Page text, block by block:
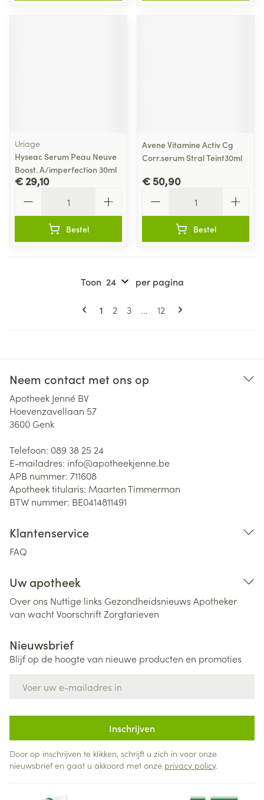
Uriage
Hyseac Serum Peau Neuve
Boost. A/imperfection 30ml
€ 29,10
Bestel
Avene Vitamine Activ Cg
Corr.serum Stral Teint30ml
€ 50,90
Bestel
Pagina's
U lees momenteel pagina
1 Pagina
2 Pagina
3 ... Pagina
12
Toon per pagina
Neem contact met ons op
Apotheek Jenné BV
Hoevenzavellaan 57
3600 Genk
Telefoon: 089 38 25 24
E-mailadres: info@apotheekjenne.be
APB nummer: 711608
Apotheek titularis: Maarten Timmerman
BTW nummer: BE0414811491
Klantenservice
FAQ
Uw apotheek
Over ons Nuttige links Gezondheidsnieuws Apotheker
van wachtVoorschriftZorgtarieven
Nieuwsbrief
Blijf op de hoogte van nieuwe producten en promoties
Inschrijven
Door op inschrijven te klikken, schrijft u zich in voor onze
nieuwsbrief en gaat u akkoord met onze privacy policy.